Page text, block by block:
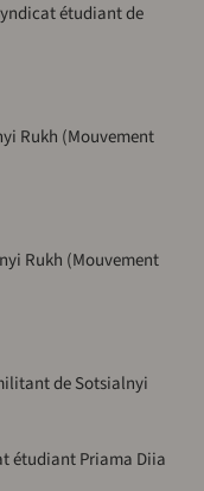
étudiant de
Rukh (Mouvement
Rukh (Mouvement
de Sotsialnyi
étudiant Priama Diia